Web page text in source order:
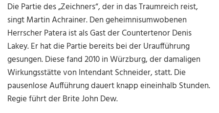
Die Partie des „Zeichners“, der in das Traumreich reist,
singt Martin Achrainer. Den geheimnisumwobenen
Herrscher Patera ist als Gast der Countertenor Denis
Lakey. Er hat die Partie bereits bei der Uraufführung
gesungen. Diese fand 2010 in Würzburg, der damaligen
Wirkungsstätte von Intendant Schneider, statt. Die
pausenlose Aufführung dauert knapp eineinhalb Stunden.
Regie führt der Brite John Dew.